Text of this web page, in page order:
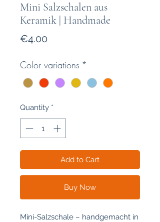
Mini Salzschalen aus
Keramik | Handmade
€4.00
Color variations *
Quantity *
Add to Cart
Buy Now
Mini-Salzschale – handgemacht in